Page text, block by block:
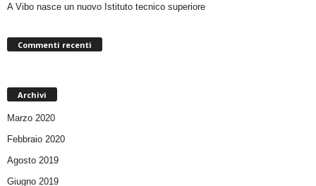
A Vibo nasce un nuovo Istituto tecnico superiore
Commenti recenti
Archivi
Marzo 2020
Febbraio 2020
Agosto 2019
Giugno 2019